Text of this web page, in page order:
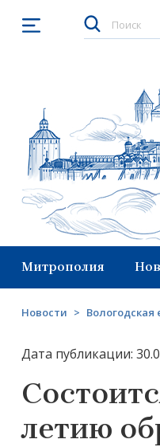
Открыть меню
Митрополия
Новости > Вологодская
Дата публикации:
летию